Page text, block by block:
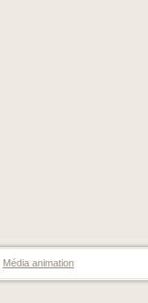
Média animation